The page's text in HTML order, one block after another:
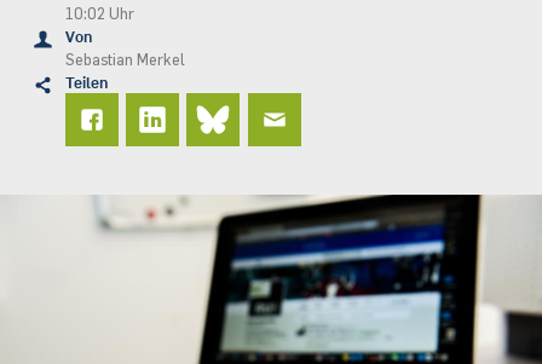
10:02 Uhr
Von
Sebastian Merkel
Teilen